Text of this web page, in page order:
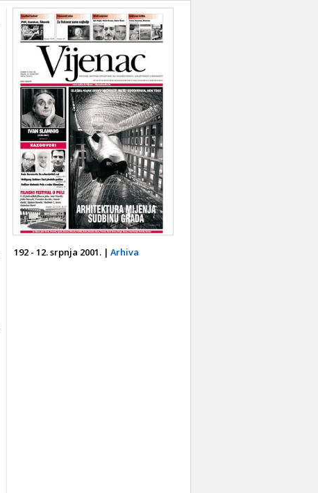
192 - 12. srpnja 2001. | Arhiva